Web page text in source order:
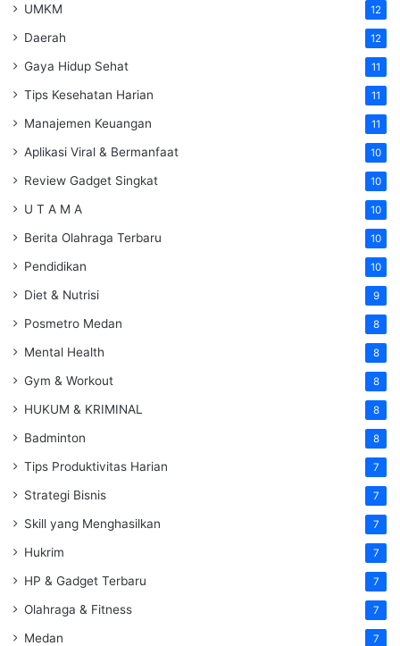
UMKM 12
Daerah 12
Gaya Hidup Sehat 11
Tips Kesehatan Harian 11
Manajemen Keuangan 11
Aplikasi Viral & Bermanfaat 10
Review Gadget Singkat 10
U T A M A 10
Berita Olahraga Terbaru 10
Pendidikan 10
Diet & Nutrisi 9
Posmetro Medan 8
Mental Health 8
Gym & Workout 8
HUKUM & KRIMINAL 8
Badminton 8
Tips Produktivitas Harian 7
Strategi Bisnis 7
Skill yang Menghasilkan 7
Hukrim 7
HP & Gadget Terbaru 7
Olahraga & Fitness 7
Medan 7